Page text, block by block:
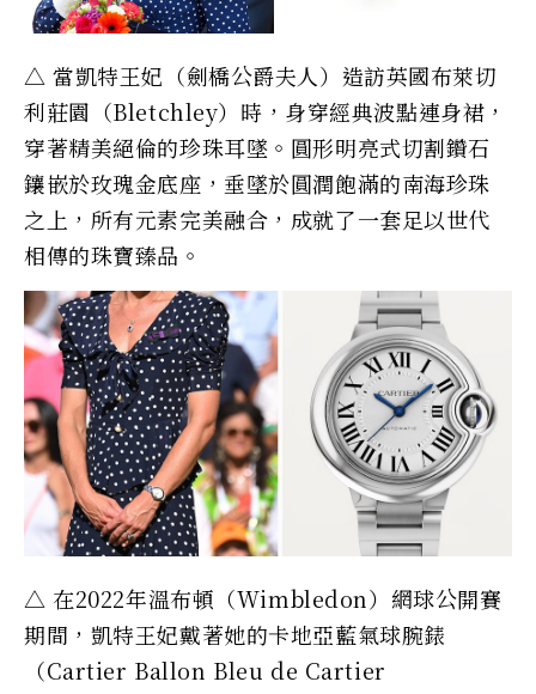
△ 當凱特王妃（劍橋公爵夫人）造訪英國布萊切
利莊園（Bletchley）時，身穿經典波點連身裙，
穿著精美絕倫的珍珠耳墜。圓形明亮式切割鑽石
鑲嵌於玫瑰金底座，垂墜於圓潤飽滿的南海珍珠
之上，所有元素完美融合，成就了一套足以世代
相傳的珠寶臻品。
△ 在2022年溫布頓（Wimbledon）網球公開賽
期間，凱特王妃戴著她的卡地亞藍氣球腕錶
（Cartier Ballon Bleu de Cartier